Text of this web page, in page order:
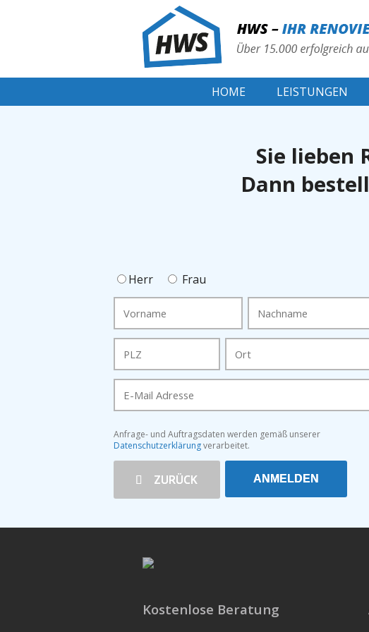
HOME LEISTUNGEN
Sie lieben
Dann
Herr
Frau
Vorname
Nachname
PLZ Ort
E-Mail Adresse
Anfrage- und Auftragsdaten werden gemäß unserer
Datenschutzerklärungverarbeitet.
ZURÜCK ANMELDEN
Kostenlose Beratung